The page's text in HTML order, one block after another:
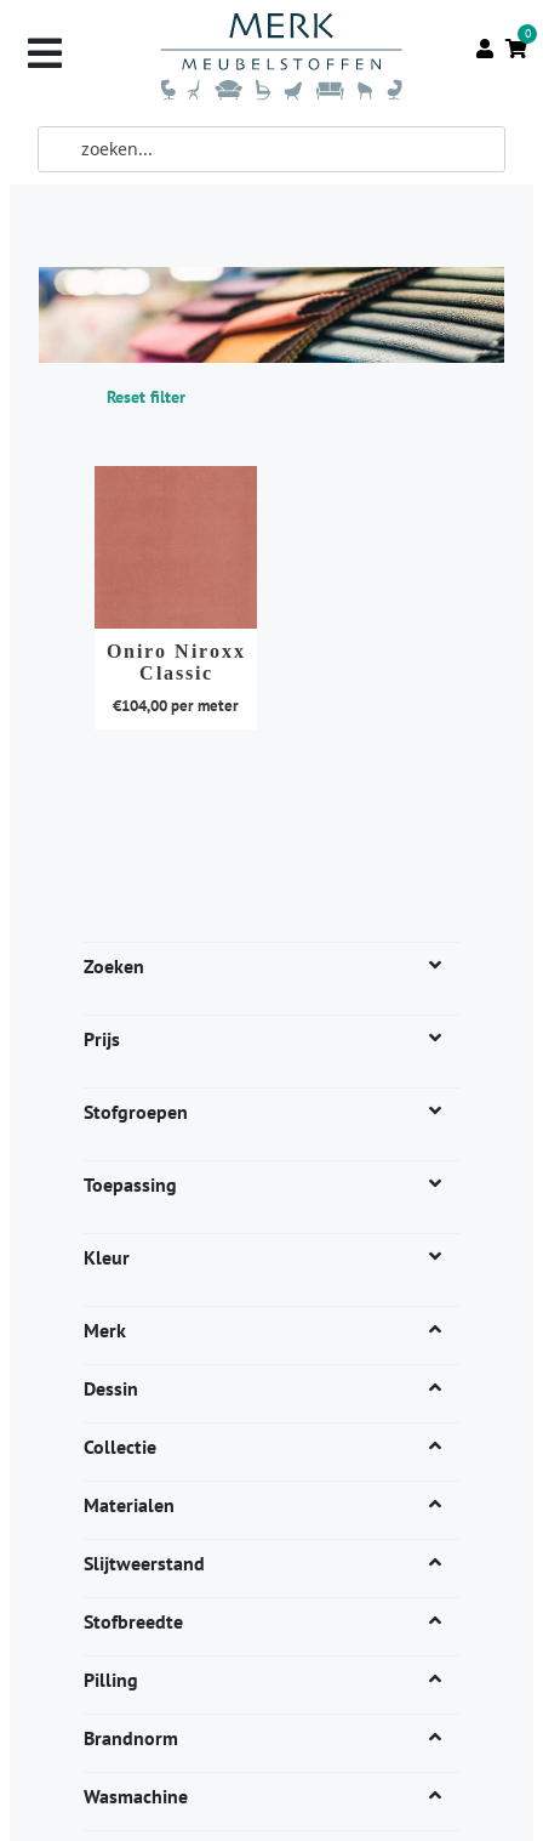
0
Zoeken
Prijs
Stofgroepen
Toepassing
Kleur
Merk
Dessin
Collectie
Materialen
Slijtweerstand
Stofbreedte
Pilling
Brandnorm
Wasmachine
Reset filter
Oniro Niroxx
Classic
€104,00per meter
kan
op
productpagina